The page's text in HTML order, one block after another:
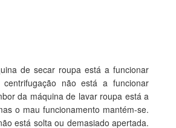
de secar roupa está a funcionar
não está a funcionar
da máquina de lavar roupa está a
o mau funcionamento mantém-se.
está solta ou demasiado apertada.